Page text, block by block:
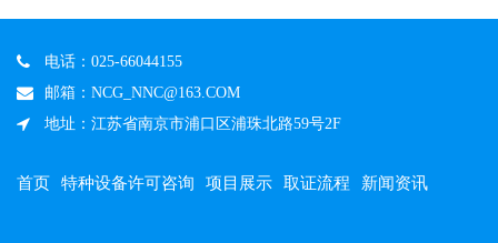
电话：025-66044155
邮箱：NCG_NNC@163.COM
地址：江苏省南京市浦口区浦珠北路59号2F
首页 特种设备许可咨询 项目展示 取证流程 新闻资讯